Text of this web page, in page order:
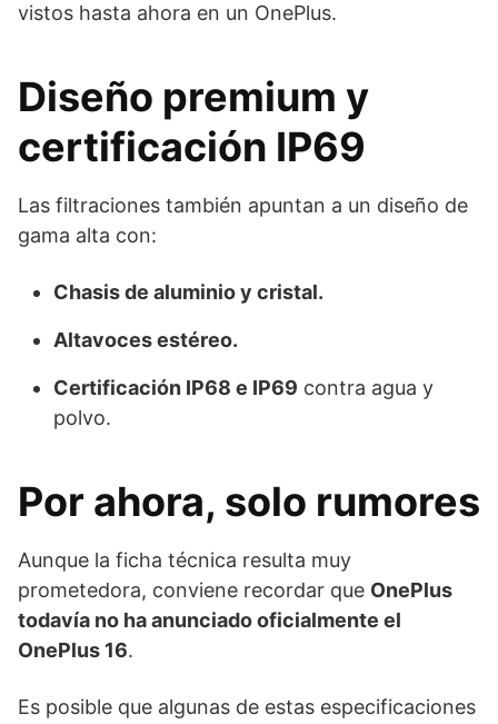
vistos hasta ahora en un OnePlus.
Diseño premium y
certificación IP69
Las filtraciones también apuntan a un diseño de
gama alta con:
Chasis de aluminio y cristal.
Altavoces estéreo.
Certificación IP68 e IP69 contra agua y
polvo.
Por ahora, solo rumores
Aunque la ficha técnica resulta muy
prometedora, conviene recordar que OnePlus
todavía no ha anunciado oficialmente el
OnePlus 16.
Es posible que algunas de estas especificaciones